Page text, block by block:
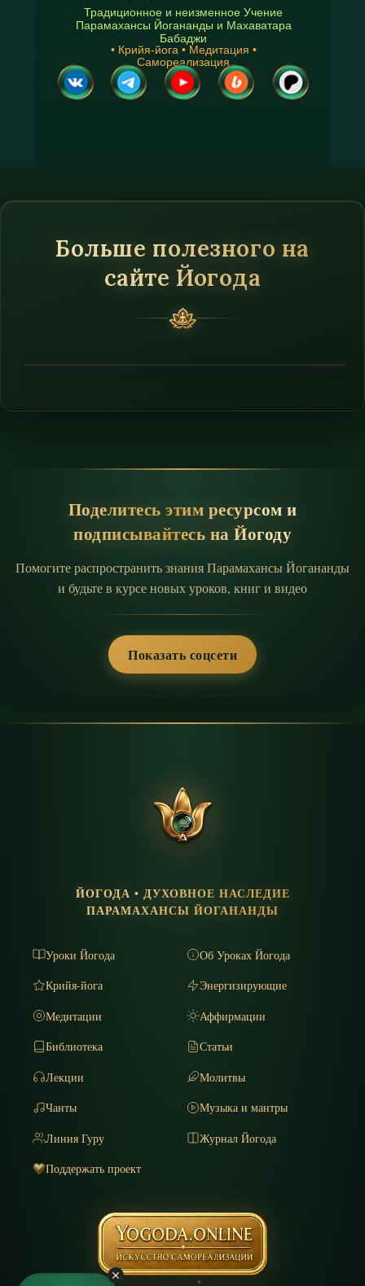
• Крийя-йога • Медитация •
Самореализация
Традиционное и неизменное Учение
Парамахансы Йогананды и Махаватара
Бабаджи
Больше полезного на
сайте Йогода
Поделитесь этим ресурсом и
подписывайтесь на Йогоду
Помогите распространить знания Парамахансы Йогананды
и будьте в курсе новых уроков, книг и видео
Показать соцсети
ЙОГОДА • ДУХОВНОЕ НАСЛЕДИЕ
ПАРАМАХАНСЫ ЙОГАНАНДЫ
Уроки Йогода
Об Уроках Йогода
Крийя-йога
Энергизирующие
Медитации
Аффирмации
Библиотека
Статьи
Лекции
Молитвы
Чанты
Музыка и мантры
Линия Гуру
Журнал Йогода
Поддержать проект